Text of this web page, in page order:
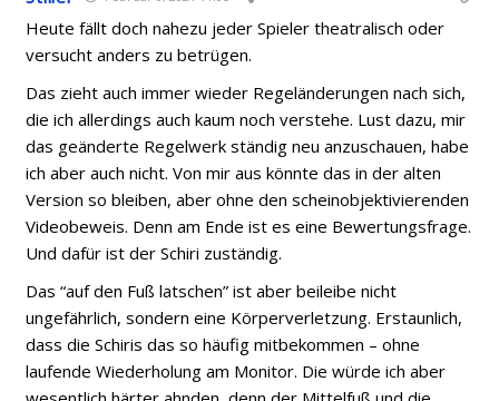
Heute fällt doch nahezu jeder Spieler theatralisch oder
versucht anders zu betrügen.
Das zieht auch immer wieder Regeländerungen nach sich,
die ich allerdings auch kaum noch verstehe. Lust dazu, mir
das geänderte Regelwerkständig neu anzuschauen, habe
ich aber auch nicht. Von mir aus könnte das in der alten
Version so bleiben, aber ohne den scheinobjektivierenden
Videobeweis. Denn am Ende ist es eine Bewertungsfrage.
Und dafür ist der Schiri zuständig.
Das “auf den Fuß latschen” ist aber beileibe nicht
ungefährlich, sondern eine Körperverletzung. Erstaunlich,
dass die Schiris das so häufig mitbekommen – ohne
laufende Wiederholung am Monitor. Die würde ich aber